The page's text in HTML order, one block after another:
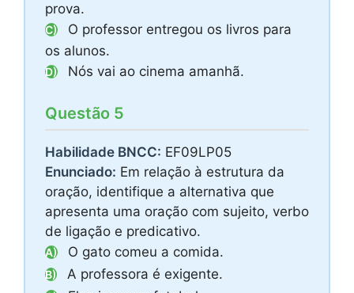
prova.
C)
O professor entregou os livros para
os alunos.
D) Nós vai ao cinema amanhã.
Questão 5
Habilidade BNCC: EF09LP05
Enunciado: Em relação à estrutura da
oração, identifique a alternativa que
apresenta uma oração com sujeito, verbo
de ligação e predicativo.
A) O gato comeu a comida.
B) A professora é exigente.